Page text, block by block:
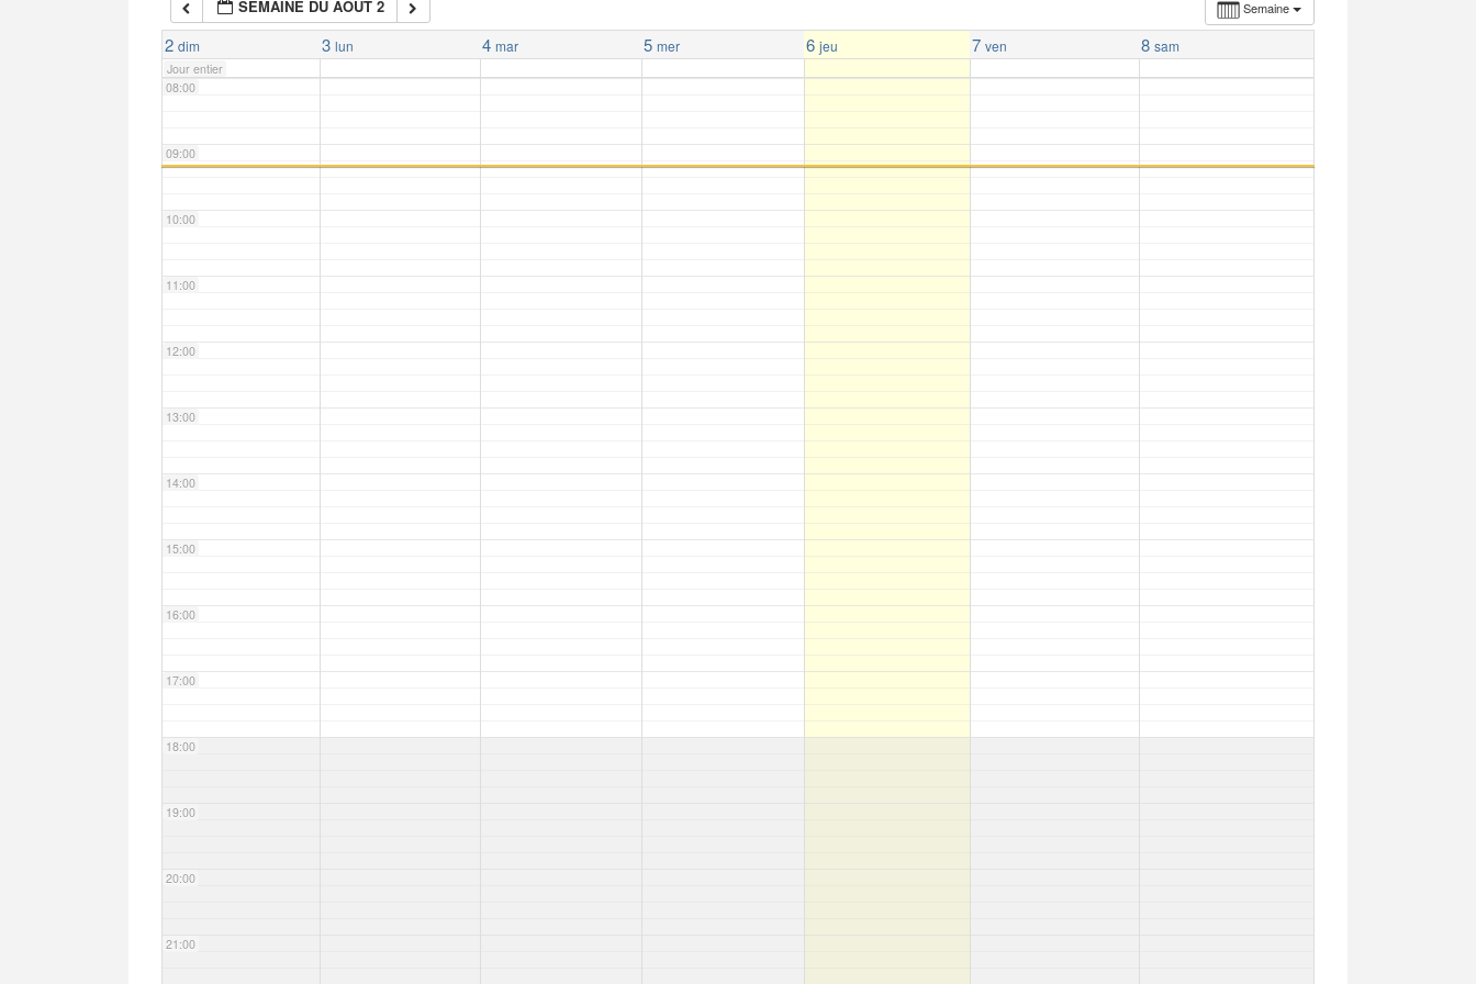
Semaine
SEMAINE DU AOÛT 2
2 dim 3 lun 4 mar 5 mer 6 jeu 7 ven 8 sam
Jour entier
07:00
08:00
09:00
10:00
11:00
12:00
13:00
14:00
15:00
16:00
17:00
18:00
19:00
20:00
21:00